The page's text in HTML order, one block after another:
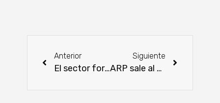
Anterior
El sector forestal paraguayo cierra 2025 con cifras históricas de exportación
Siguiente
ARP sale al paso de SENACSA en tema aftosa